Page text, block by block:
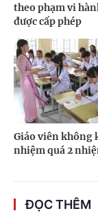
theo phạm vi
được cấp phép
Giáo viên không
nhiệm quá 2
ĐỌC THÊM